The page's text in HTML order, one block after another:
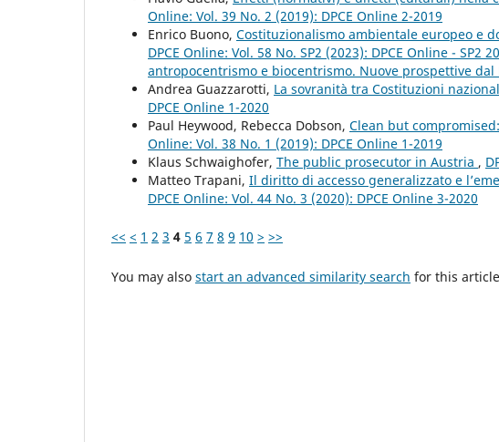
Online: Vol. 39 No. 2 (2019): DPCE Online 2-2019
Enrico Buono, Costituzionalismo ambientale europeo e
DPCE Online: Vol. 58 No. SP2 (2023): DPCE Online -
antropocentrismo e biocentrismo. Nuove prospettive
Andrea Guazzarotti, La sovranità tra Costituzioni
DPCE Online 1-2020
Paul Heywood, Rebecca Dobson, Clean but
Online: Vol. 38 No. 1 (2019): DPCE Online 1-2019
Klaus Schwaighofer, The public prosecutor in Austria ,
Matteo Trapani, Il diritto di accesso generalizzato e
DPCE Online: Vol. 44 No. 3 (2020): DPCE Online 3-2020
<< < 1 2 3 4 5 6 7 8 9 10 > >>
You may also start an advanced similarity search for this